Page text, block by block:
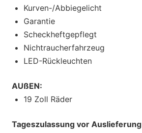
Kurven-/Abbiegelicht
Garantie
Scheckheftgepflegt
Nichtraucherfahrzeug
LED-Rückleuchten
AUßEN:
19 Zoll Räder
Tageszulassung vor Auslieferung